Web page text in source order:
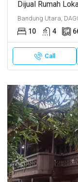
Dijual Rumah
Bandung Utara,
10 4
Call